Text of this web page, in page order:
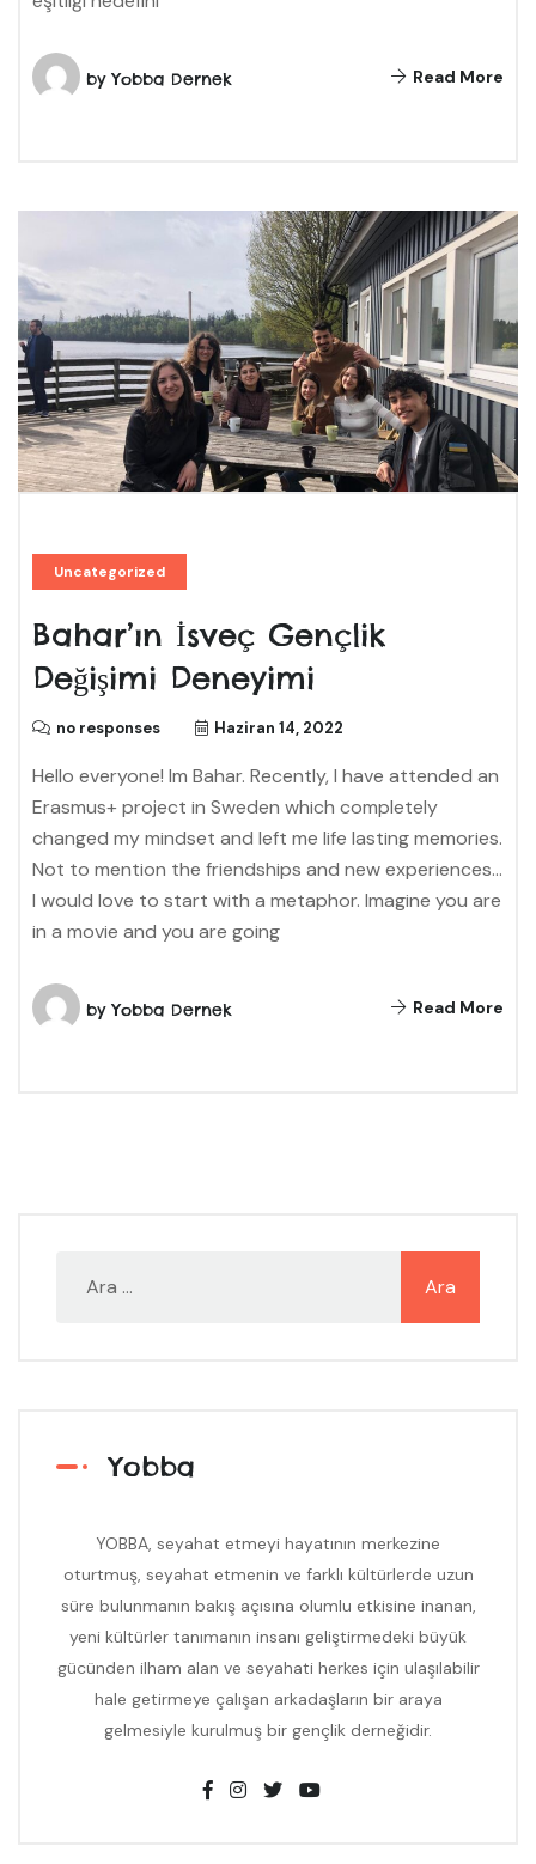
byYobba Dernek Read More
Uncategorized
Bahar’ın İsveç Gençlik
Değişimi Deneyimi
no responses Haziran 14, 2022
Hello everyone! Im Bahar. Recently, I have attended an
Erasmus+ project in Sweden which completely
changed my mindset and left me life lasting memories.
Not to mention the friendships and new experiences…
I would love to start with a metaphor. Imagine you are
in a movie and you are going
byYobba Dernek Read More
Yobba
YOBBA, seyahat etmeyi hayatının merkezine
oturtmuş, seyahat etmenin ve farklı kültürlerde uzun
süre bulunmanın bakış açısına olumlu etkisine inanan,
yeni kültürler tanımanın insanı geliştirmedeki büyük
gücünden ilham alan ve seyahati herkes için ulaşılabilir
hale getirmeye çalışan arkadaşların bir araya
gelmesiyle kurulmuş bir gençlik derneğidir.